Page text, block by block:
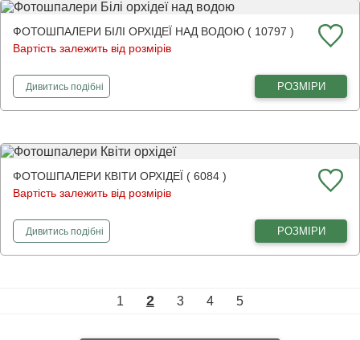
ФОТОШПАЛЕРИ БІЛІ ОРХІДЕЇ НАД ВОДОЮ ( 10797 )
Вартість залежить від розмірів
Дивитисьфотошпалери
подібні РОЗМІРИ
ФОТОШПАЛЕРИ КВІТИ ОРХІДЕЇ ( 6084 )
Вартість залежить від розмірів
Дивитисьфотошпалери
подібні РОЗМІРИ
1 2 3 4 5